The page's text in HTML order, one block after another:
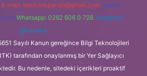
E-mail: backlinkpaneli@gmail.com Teams:
Whatsapp: 0262 606 0 726 Telegram:
@karabul
Sayılı Kanun gereğince Bilgi Teknolojileri
tarafından onaylanmış bir Yer Sağlayıcı
Bu nedenle, sitedeki içerikleri proaktif